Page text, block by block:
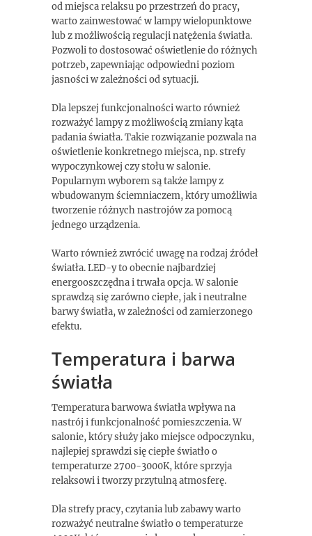
od miejsca relaksu po przestrzeń do pracy,
warto zainwestować w lampy wielopunktowe
lub z możliwością regulacji natężenia światła.
Pozwoli to dostosować oświetlenie do różnych
potrzeb, zapewniając odpowiedni poziom
jasności w zależności od sytuacji.
Dla lepszej funkcjonalności warto również
rozważyć lampy z możliwością zmiany kąta
padania światła. Takie rozwiązanie pozwala na
oświetlenie konkretnego miejsca, np. strefy
wypoczynkowej czy stołu w salonie.
Popularnym wyborem są także lampy z
wbudowanym ściemniaczem, który umożliwia
tworzenie różnych nastrojów za pomocą
jednego urządzenia.
Warto również zwrócić uwagę na rodzaj źródeł
światła. LED-y to obecnie najbardziej
energooszczędna i trwała opcja. W salonie
sprawdzą się zarówno ciepłe, jak i neutralne
barwy światła, w zależności od zamierzonego
efektu.
Temperatura i barwa
światła
Temperatura barwowa światła wpływa na
nastrój i funkcjonalność pomieszczenia. W
salonie, który służy jako miejsce odpoczynku,
najlepiej sprawdzi się ciepłe światło o
temperaturze 2700-3000K, które sprzyja
relaksowi i tworzy przytulną atmosferę.
Dla strefy pracy, czytania lub zabawy warto
rozważyć neutralne światło o temperaturze